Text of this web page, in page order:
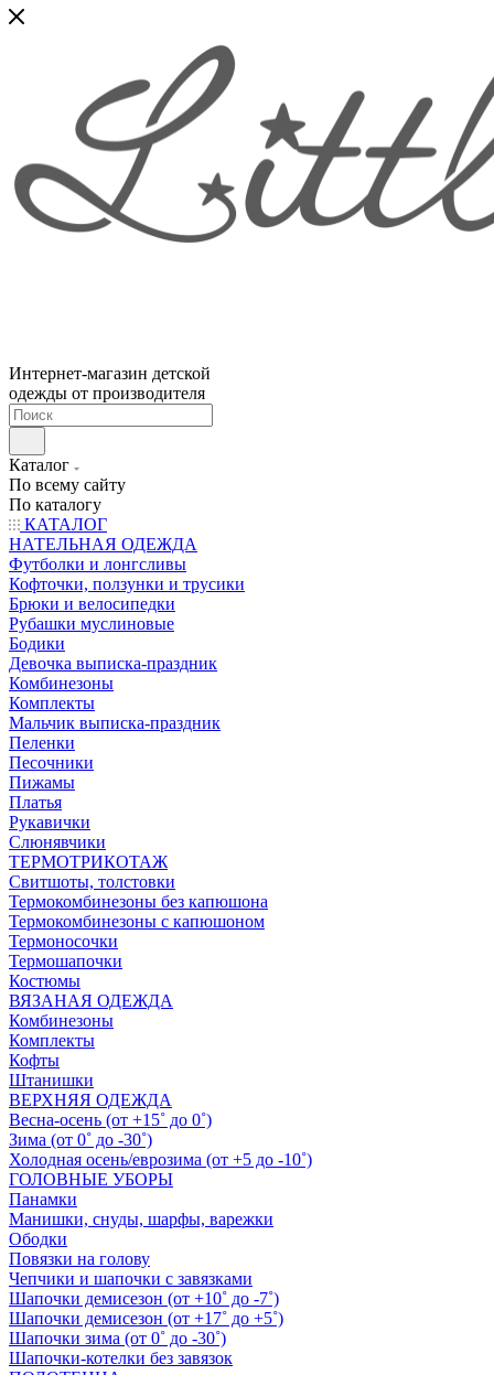
Интернет-магазин детской
одежды от производителя
Каталог
По всему сайту
По каталогу
КАТАЛОГ
НАТЕЛЬНАЯ ОДЕЖДА
Футболки и лонгсливы
Кофточки, ползунки и трусики
Брюки и велосипедки
Рубашки муслиновые
Бодики
Девочка выписка-праздник
Комбинезоны
Комплекты
Мальчик выписка-праздник
Пеленки
Песочники
Пижамы
Платья
Рукавички
Слюнявчики
ТЕРМОТРИКОТАЖ
Свитшоты, толстовки
Термокомбинезоны без капюшона
Термокомбинезоны с капюшоном
Термоносочки
Термошапочки
Костюмы
ВЯЗАНАЯ ОДЕЖДА
Комбинезоны
Комплекты
Кофты
Штанишки
ВЕРХНЯЯ ОДЕЖДА
Весна-осень (от +15˚ до 0˚)
Зима (от 0˚ до -30˚)
Холодная осень/еврозима (от +5 до -10˚)
ГОЛОВНЫЕ УБОРЫ
Панамки
Манишки, снуды, шарфы, варежки
Ободки
Повязки на голову
Чепчики и шапочки с завязками
Шапочки демисезон (от +10˚ до -7˚)
Шапочки демисезон (от +17˚ до +5˚)
Шапочки зима (от 0˚ до -30˚)
Шапочки-котелки без завязок